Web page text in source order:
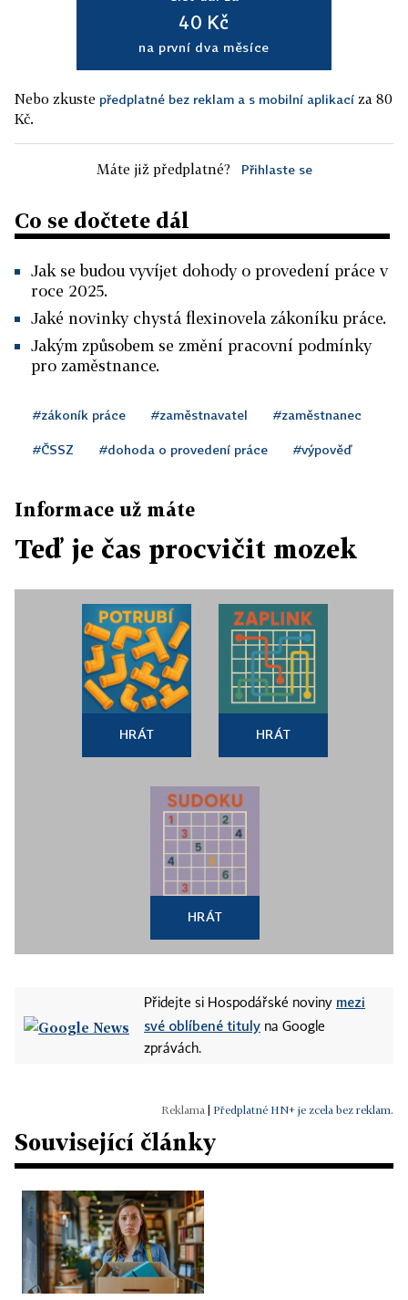
40 Kč
na první dva měsíce
Nebo zkuste předplatné bez reklam a s mobilní aplikací za 80
Kč.
Máte již předplatné? Přihlaste se
Co se dočtete dál
Jak se budou vyvíjet dohody o provedení práce v
roce 2025.
Jaké novinky chystá flexinovela zákoníku práce.
Jakým způsobem se změní pracovní podmínky
pro zaměstnance.
#zákoník práce #zaměstnavatel #zaměstnanec
#ČSSZ #dohoda o provedení práce #výpověď
Informace už máte
Teď je čas procvičit mozek
HRÁT HRÁT
HRÁT
Přidejte si Hospodářské noviny mezi
své oblíbené tituly na Google
zprávách.
Předplatné HN+ je zcela bez reklam.
Související články